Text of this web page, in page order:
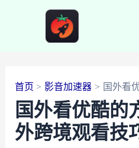
首页 影音加速器 国外看
国外看优酷的
外跨境观看技